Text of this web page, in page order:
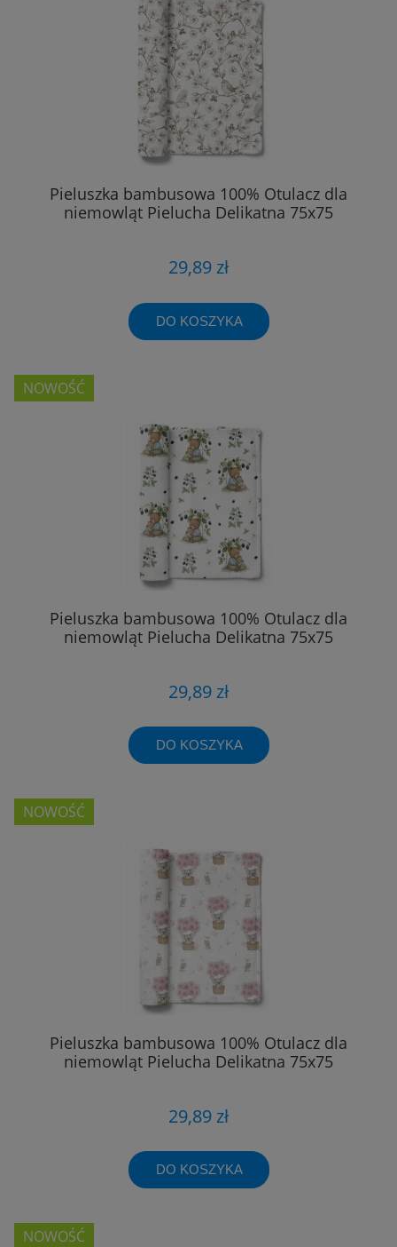
Pieluszka bambusowa 100% Otulacz dla
niemowląt Pielucha Delikatna 75x75
29,89 zł
DO KOSZYKA
Pieluszka bambusowa 100% Otulacz dla
niemowląt Pielucha Delikatna 75x75
29,89 zł
DO KOSZYKA
NOWOŚĆ
Pieluszka bambusowa 100% Otulacz dla
niemowląt Pielucha Delikatna 75x75
29,89 zł
DO KOSZYKA
NOWOŚĆ
NOWOŚĆ